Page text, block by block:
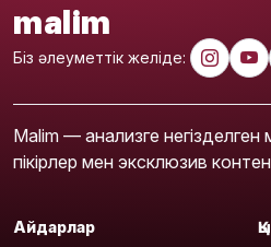
malim
Біз әлеуметтік желіде:
Malim — анализге
пікірлер мен эксклюзив
Айдарлар